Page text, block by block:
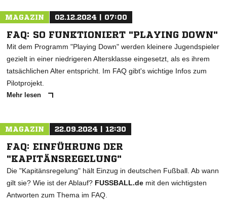
MAGAZIN 02.12.2024 | 07:00
FAQ: SO FUNKTIONIERT "PLAYING DOWN"
Mit dem Programm "Playing Down" werden kleinere Jugendspieler
gezielt in einer niedrigeren Altersklasse eingesetzt, als es ihrem
tatsächlichen Alter entspricht. Im FAQ gibt's wichtige Infos zum
Pilotprojekt.
Mehr lesen
MAGAZIN 22.09.2024 | 12:30
FAQ: EINFÜHRUNG DER
"KAPITÄNSREGELUNG"
Die "Kapitänsregelung" hält Einzug in deutschen Fußball. Ab wann
gilt sie? Wie ist der Ablauf? FUSSBALL.de mit den wichtigsten
Antworten zum Thema im FAQ.